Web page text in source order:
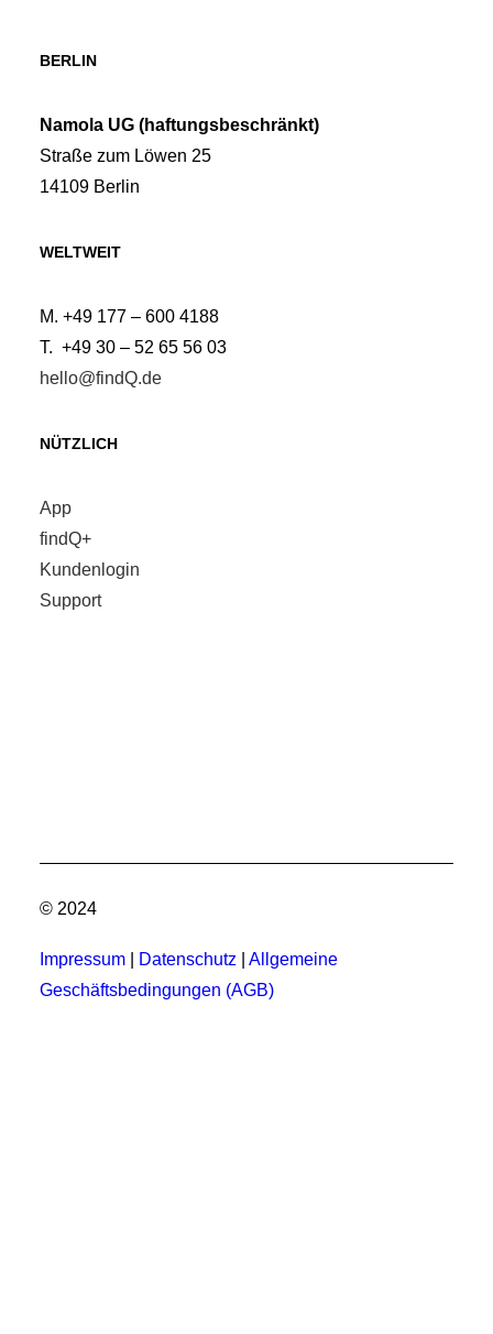
BERLIN
Namola UG (haftungsbeschränkt)
Straße zum Löwen 25
14109 Berlin
WELTWEIT
M. +49 177 – 600 4188
T. +49 30 – 52 65 56 03
hello@findQ.de
NÜTZLICH
App
findQ+
Kundenlogin
Support
© 2024
Impressum Datenschutz
Allgemeine
Geschäftsbedingungen (AGB)